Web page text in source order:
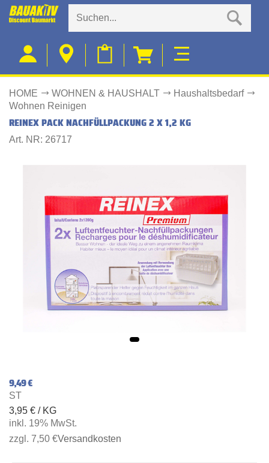
HOME WOHNEN & HAUSHALT
Haushaltsbedarf
Wohnen Reinigen
REINEX PACK NACHFÜLLPACKUNG 2 X 1,2 KG
Art. NR: 26717
9,49 €
ST
3,95 € / KG
inkl. 19% MwSt.
zzgl. 7,50 €Versandkosten